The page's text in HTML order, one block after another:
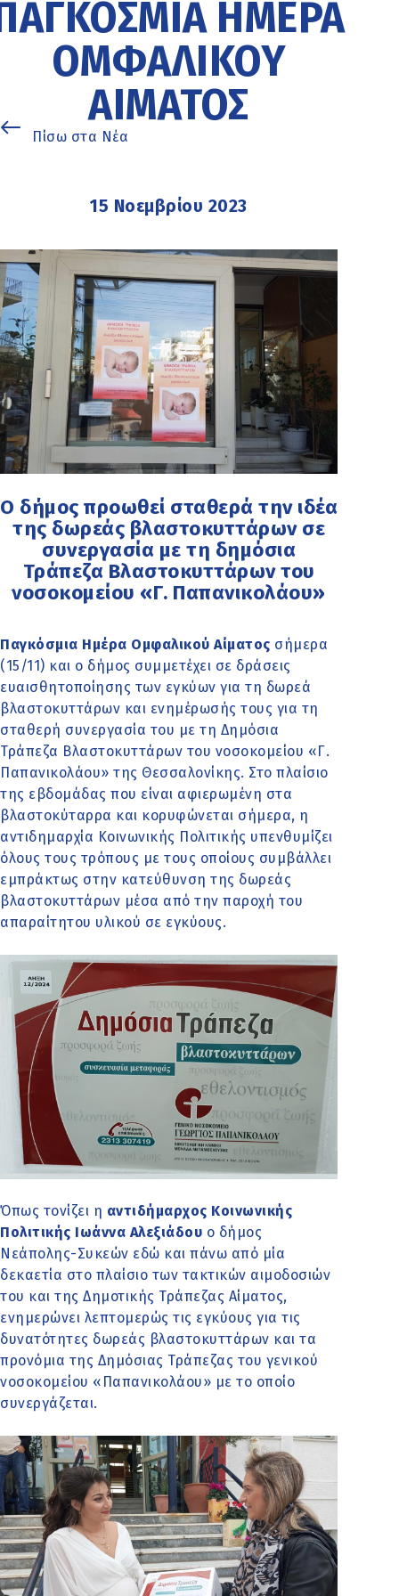
ΗΜΈΡΑ
ΟΜΦΑΛΙΚΟΎ
ΑΊΜΑΤΟΣ
Πίσω στα Νέα
15 Νοεμβρίου 2023
Ο δήμος προωθεί σταθερά την ιδέα
της δωρεάς βλαστοκυττάρων σε
συνεργασία με τη δημόσια
Τράπεζα Βλαστοκυττάρων του
νοσοκομείου «Γ. Παπανικολάου»
Παγκόσμια Ημέρα Ομφαλικού Αίματος σήμερα
(15/11) και ο δήμος συμμετέχει σε δράσεις
ευαισθητοποίησης των εγκύων για τη δωρεά
βλαστοκυττάρων και ενημέρωσής τους για τη
σταθερή συνεργασία του με τη Δημόσια
Τράπεζα Βλαστοκυττάρων του νοσοκομείου «Γ.
Παπανικολάου» της Θεσσαλονίκης. Στο πλαίσιο
της εβδομάδας που είναι αφιερωμένη στα
βλαστοκύταρρα και κορυφώνεται σήμερα, η
αντιδημαρχία Κοινωνικής Πολιτικής υπενθυμίζει
όλους τους τρόπους με τους οποίους συμβάλλει
εμπράκτως στην κατεύθυνση της δωρεάς
βλαστοκυττάρων μέσα από την παροχή του
απαραίτητου υλικού σε εγκύους.
Όπως τονίζει η αντιδήμαρχος Κοινωνικής
Πολιτικής Ιωάννα Αλεξιάδου ο δήμος
Νεάπολης-Συκεών εδώ και πάνω από μία
δεκαετία στο πλαίσιο των τακτικών αιμοδοσιών
του και της Δημοτικής Τράπεζας Αίματος,
ενημερώνει λεπτομερώς τις εγκύους για τις
δυνατότητες δωρεάς βλαστοκυττάρων και τα
προνόμια της Δημόσιας Τράπεζας του γενικού
νοσοκομείου «Παπανικολάου» με το οποίο
συνεργάζεται.